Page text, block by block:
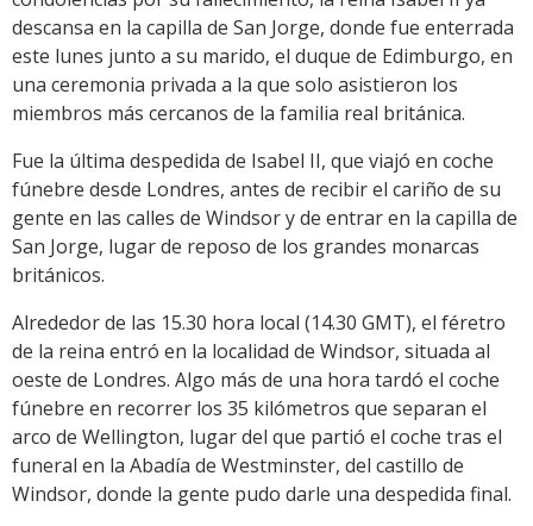
descansa en la capilla de San Jorge, donde fue enterrada
este lunes junto a su marido, el duque de Edimburgo, en
una ceremonia privada a la que solo asistieron los
miembros más cercanos de la familia real británica.
Fue la última despedida de Isabel II, que viajó en coche
fúnebre desde Londres, antes de recibir el cariño de su
gente en las calles de Windsor y de entrar en la capilla de
San Jorge, lugar de reposo de los grandes monarcas
británicos.
Alrededor de las 15.30 hora local (14.30 GMT), el féretro
de la reina entró en la localidad de Windsor, situada al
oeste de Londres. Algo más de una hora tardó el coche
fúnebre en recorrer los 35 kilómetros que separan el
arco de Wellington, lugar del que partió el coche tras el
funeral en la Abadía de Westminster, del castillo de
Windsor, donde la gente pudo darle una despedida final.